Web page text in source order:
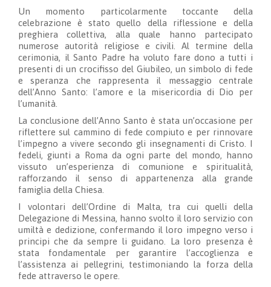
Un momento particolarmente toccante della
celebrazione è stato quello della riflessione e della
preghiera collettiva, alla quale hanno partecipato
numerose autorità religiose e civili. Al termine della
cerimonia, il Santo Padre ha voluto fare dono a tutti i
presenti di un crocifisso del Giubileo, un simbolo di fede
e speranza che rappresenta il messaggio centrale
dell’Anno Santo: l’amore e la misericordia di Dio per
l’umanità.
La conclusione dell’Anno Santo è stata un’occasione per
riflettere sul cammino di fede compiuto e per rinnovare
l’impegno a vivere secondo gli insegnamenti di Cristo. I
fedeli, giunti a Roma da ogni parte del mondo, hanno
vissuto un’esperienza di comunione e spiritualità,
rafforzando il senso di appartenenza alla grande
famiglia della Chiesa.
I volontari dell’Ordine di Malta, tra cui quelli della
Delegazione di Messina, hanno svolto il loro servizio con
umiltà e dedizione, confermando il loro impegno verso i
principi che da sempre li guidano. La loro presenza è
stata fondamentale per garantire l’accoglienza e
l’assistenza ai pellegrini, testimoniando la forza della
fede attraverso le opere.